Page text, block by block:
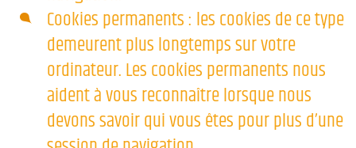
Cookies permanents : les cookies de ce type
demeurent plus longtemps sur votre
ordinateur. Les cookies permanents nous
aident à vous reconnaître lorsque nous
devons savoir qui vous êtes pour plus d’une